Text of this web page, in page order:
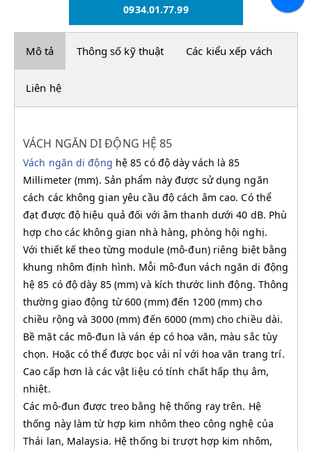
0934.01.77.99
Mô tả Thông số kỹ thuật Các kiểu xếp vách
Liên hệ
VÁCH NGĂN DI ĐỘNG HỆ 85
Vách ngăn di động hệ 85 có độ dày vách là 85
Millimeter (mm). Sản phẩm này được sử dụng ngăn
cách các không gian yêu cầu độ cách âm cao. Có thể
đạt được độ hiệu quả đối với âm thanh dưới 40 dB. Phù
hợp cho các không gian nhà hàng, phòng hội nghị.
Với thiết kế theo từng module (mô-đun) riêng biệt bằng
khung nhôm định hình. Mỗi mô-đun vách ngăn di động
hệ 85 có độ dày 85 (mm) và kích thước linh động. Thông
thường giao động từ 600 (mm) đến 1200 (mm) cho
chiều rộng và 3000 (mm) đến 6000 (mm) cho chiều dài.
Bề mặt các mô-đun là ván ép có hoa văn, màu sắc tùy
chọn. Hoặc có thể được bọc vải nỉ với hoa văn trang trí.
Cao cấp hơn là các vật liệu có tính chất hấp thụ âm,
nhiệt.
Các mô-đun được treo bằng hệ thống ray trên. Hệ
thống này làm từ hợp kim nhôm theo công nghệ của
Thái lan, Malaysia. Hệ thống bi trượt hợp kim nhôm,